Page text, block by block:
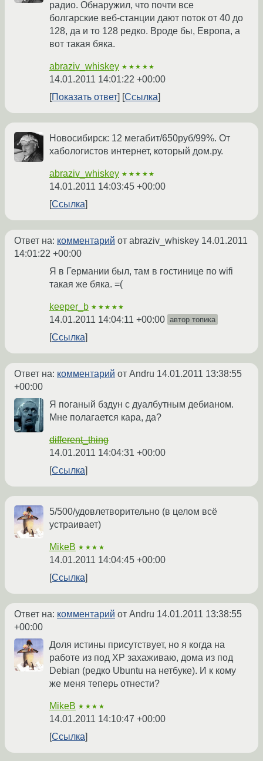
радио. Обнаружил, что почти все
болгарские веб-станции дают поток от 40 до
128, да и то 128 редко. Вроде бы, Европа, а
вот такая бяка.
abraziv_whiskey ★★★★★
14.01.2011 14:01:22 +00:00
Показать ответ
Ссылка
Новосибирск: 12 мегабит/650руб/99%. От
хабологистов интернет, который дом.ру.
abraziv_whiskey ★★★★★
14.01.2011 14:03:45 +00:00
Ссылка
Ответ на: комментарий от abraziv_whiskey 14.01.2011
14:01:22 +00:00
Я в Германии был, там в гостинице по wifi
такая же бяка. =(
keeper_b ★★★★★
14.01.2011 14:04:11 +00:00 автор топика
Ссылка
Ответ на: комментарий от Andru 14.01.2011 13:38:55
+00:00
Я поганый бздун с дуалбутным дебианом.
Мне полагается кара, да?
different_thing
14.01.2011 14:04:31 +00:00
Ссылка
5/500/удовлетворительно (в целом всё
устраивает)
MikeB ★★★★
14.01.2011 14:04:45 +00:00
Ссылка
Ответ на: комментарий от Andru 14.01.2011 13:38:55
+00:00
Доля истины присутствует, но я когда на
работе из под XP захаживаю, дома из под
Debian (редко Ubuntu на нетбуке). И к кому
же меня теперь отнести?
MikeB ★★★★
14.01.2011 14:10:47 +00:00
Ссылка